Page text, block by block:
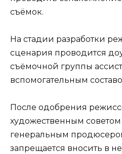
съёмок.
На стадии разработки
сценария проводится
съёмочной группы
вспомогательным
После одобрения
художественным
генеральным
запрещается вносить в